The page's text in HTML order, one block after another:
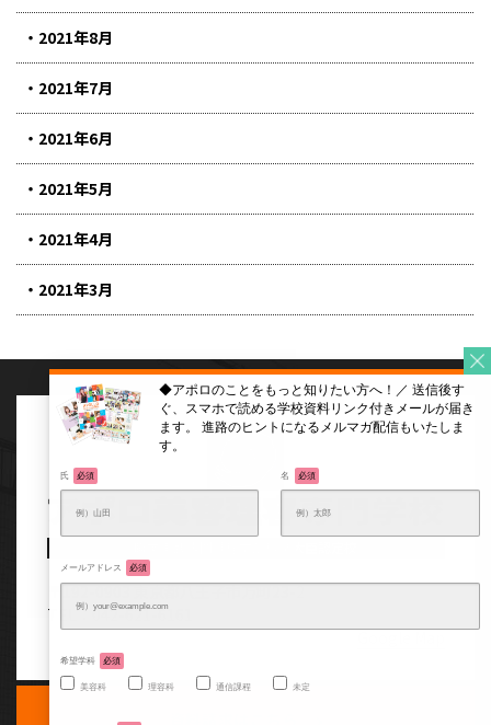
2021年8月
2021年7月
2021年6月
2021年5月
2021年4月
2021年3月
TEL：042-621-6161
氏 必須 名 必須
メールアドレス 必須
希望学科 必須
美容科 理容科 通信課程 未定